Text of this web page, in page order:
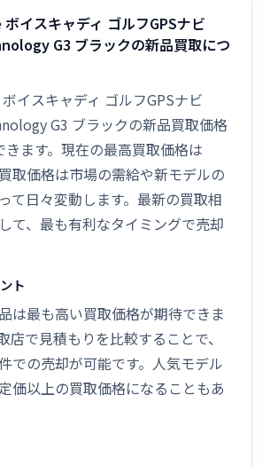
イスキャディ ゴルフGPSナビ
G3 ブラックの新品買取につ
イスキャディ ゴルフGPSナビ
G3 ブラックの新品買取価格
きます。現在の最高買取価格は
取価格は市場の需給や新モデルの
て日々変動します。最新の買取相
て、最も有利なタイミングで売却
ト
は最も高い買取価格が期待できま
店で見積もりを比較することで、
での売却が可能です。人気モデル
価以上の買取価格になることもあ